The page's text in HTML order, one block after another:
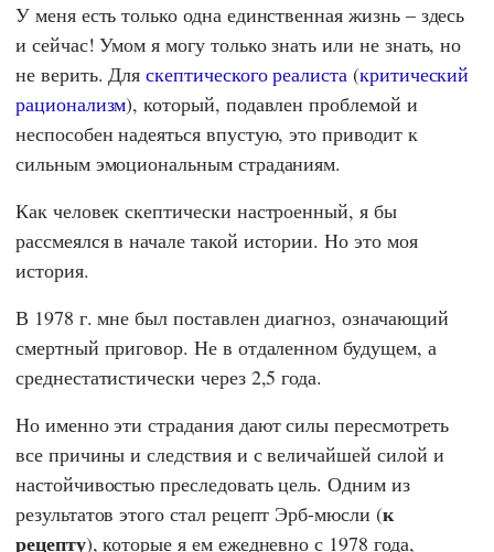
У меня есть только одна единственная жизнь – здесь
и сейчас! Умом я могу только знать или не знать, но
не верить. Дляскептического реалиста (критический
рационализм), который, подавлен проблемой и
неспособен надеяться впустую, это приводит к
сильным эмоциональным страданиям.
Как человек скептически настроенный, я бы
рассмеялся в начале такой истории. Но это моя
история.
В 1978 г. мне был поставлен диагноз, означающий
смертный приговор. Не в отдаленном будущем, а
среднестатистически через 2,5 года.
Но именно эти страдания дают силы пересмотреть
все причины и следствия и с величайшей силой и
настойчивостью преследовать цель. Одним из
результатов этого стал рецепт Эрб-мюсли (к
рецепту), которые я ем ежедневно с 1978 года,